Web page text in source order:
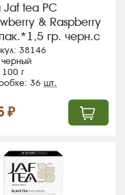
Jaf tea PC
& Raspberry
гр. черн.с
клубн. и малины
(360)
38146
100 г
36шт.
₽